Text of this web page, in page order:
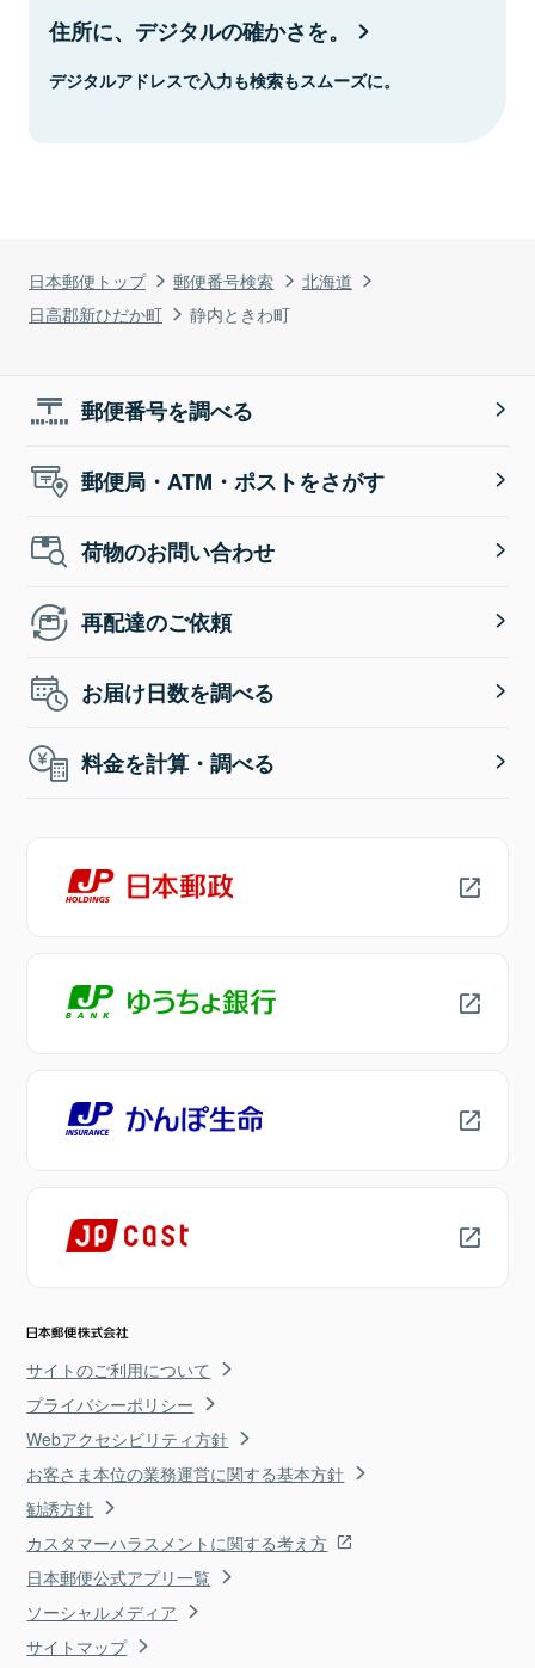
日本郵便トップ 郵便番号検索
北海道
日高郡新ひだか町
静内ときわ町
住所に、デジタルの確かさを。
デジタルアドレスで入力も検索もスムーズに。
郵便番号を調べる
郵便局・ATM・ポストをさがす
荷物のお問い合わせ
再配達のご依頼
お届け日数を調べる
料金を計算・調べる
サイトのご利用について
プライバシーポリシー
Webアクセシビリティ方針
お客さま本位の業務運営に関する基本方針
勧誘方針
カスタマーハラスメントに関する考え方
日本郵便公式アプリ一覧
ソーシャルメディア
サイトマップ